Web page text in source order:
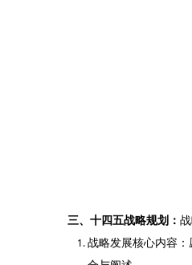
三、十四五战略规划：
战略发展核心内容